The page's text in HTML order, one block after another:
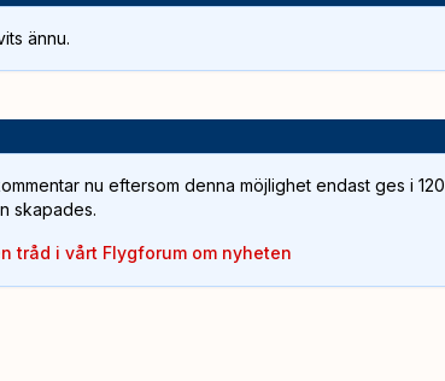
ännu.
nu eftersom denna möjlighet endast ges i 120
skapades.
tråd i vårt Flygforum om nyheten